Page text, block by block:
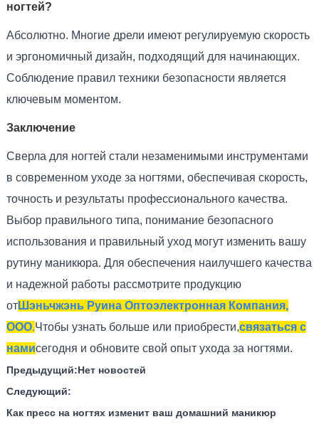
ногтей?
Абсолютно. Многие дрели имеют регулируемую скорость
и эргономичный дизайн, подходящий для начинающих.
Соблюдение правил техники безопасности является
ключевым моментом.
Заключение
Сверла для ногтей стали незаменимыми инструментами
в современном уходе за ногтями, обеспечивая скорость,
точность и результаты профессионального качества.
Выбор правильного типа, понимание безопасного
использования и правильный уход могут изменить вашу
рутину маникюра. Для обеспечения наилучшего качества
и надежной работы рассмотрите продукцию
отШэньчжэнь Руина Оптоэлектронная Компания,
ООО.Чтобы узнать больше или приобрести,связаться с
намисегодня и обновите свой опыт ухода за ногтями.
Предыдущий:Нет новостей
Следующий:
Как пресс на ногтях изменит ваш домашний маникюр